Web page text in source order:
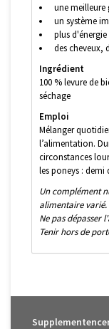
une meilleure
un système
plus
des cheveux,
Ingrédient
100 % levure de
séchage
Emploi
Mélanger
l’alimentation.
circonstances
les poneys : demi
Un complément
alimentaire varié.
Ne pas dépasser
Tenir hors de